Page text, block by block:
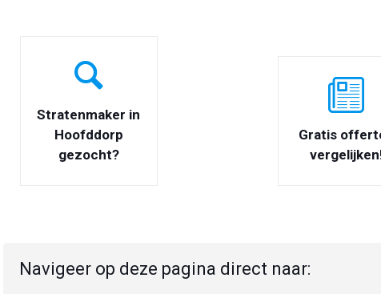
Stratenmaker in
Hoofddorp
gezocht?
Gratis
Navigeer op deze pagina direct naar: